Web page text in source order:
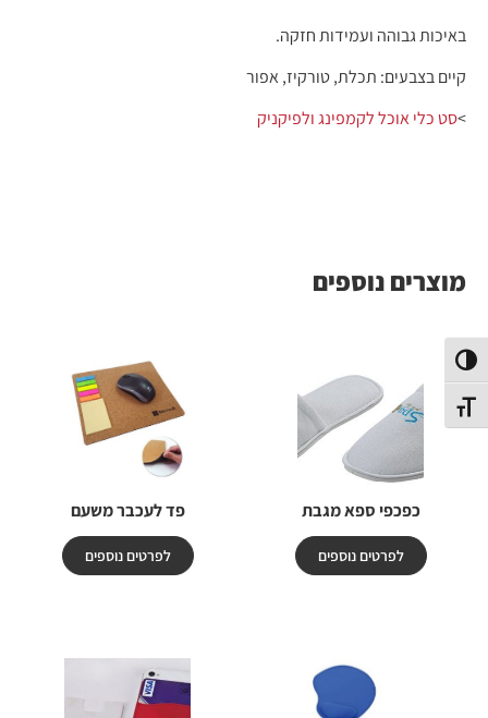
הפעל/כבה ניגודיות גבוהה
מתג גודל גופן
באיכות גבוהה ועמידות חזקה.
קיים בצבעים: תכלת, טורקיז, אפור
>סט כלי אוכל לקמפינג ולפיקניק
מוצרים נוספים
כפכפי ספא מגבת
לפרטים נוספים
פד לעכבר משעם
לפרטים נוספים